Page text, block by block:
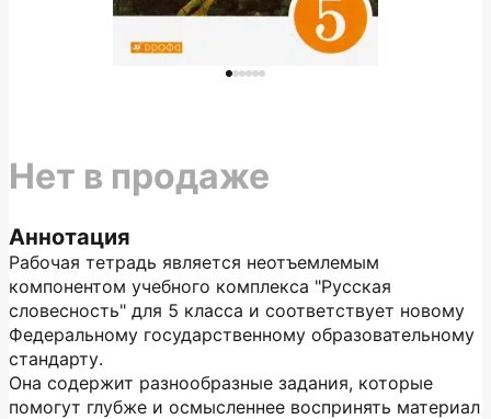
Аннотация
Рабочая тетрадь является неотъемлемым
компонентом учебного комплекса "Русская
словесность" для 5 класса и соответствует новому
Федеральному государственному образовательному
стандарту.
Она содержит разнообразные задания, которые
помогут глубже и осмысленнее воспринять материал
Нет в продаже